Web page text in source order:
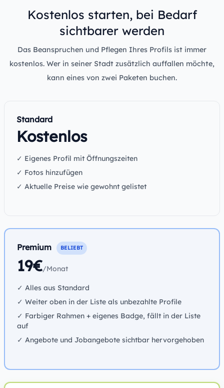
Kostenlos starten, bei Bedarf
sichtbarer werden
Das Beanspruchen und Pflegen Ihres Profils ist immer
kostenlos. Wer in seiner Stadt zusätzlich auffallen möchte,
kann eines von zwei Paketen buchen.
Standard
Kostenlos
✓ Eigenes Profil mit Öffnungszeiten
✓ Fotos hinzufügen
✓ Aktuelle Preise wie gewohnt gelistet
Premium BELIEBT
19€/Monat
✓ Alles aus Standard
✓ Weiter oben in der Liste als unbezahlte Profile
✓ Farbiger Rahmen + eigenes Badge, fällt in der Liste
auf
✓ Angebote und Jobangebote sichtbar hervorgehoben